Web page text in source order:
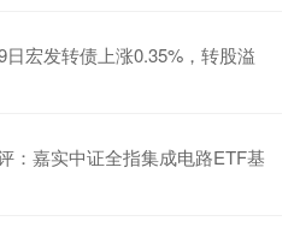
宏发转债上涨0.35%，转股溢
：嘉实中证全指集成电路ETF基